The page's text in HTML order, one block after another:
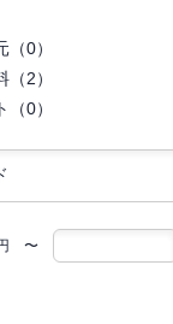
0）
2）
0）
〜